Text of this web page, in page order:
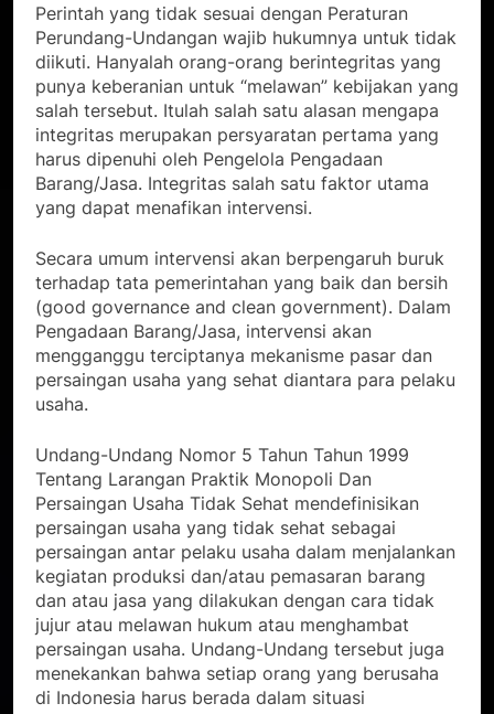
Perintah yang tidak sesuai dengan Peraturan
Perundang-Undangan wajib hukumnya untuk tidak
diikuti. Hanyalah orang-orang berintegritas yang
punya keberanian untuk “melawan” kebijakan yang
salah tersebut. Itulah salah satu alasan mengapa
integritas merupakan persyaratan pertama yang
harus dipenuhi oleh Pengelola Pengadaan
Barang/Jasa. Integritas salah satu faktor utama
yang dapat menafikan intervensi.
Secara umum intervensi akan berpengaruh buruk
terhadap tata pemerintahan yang baik dan bersih
(good governance and clean government). Dalam
Pengadaan Barang/Jasa, intervensi akan
mengganggu terciptanya mekanisme pasar dan
persaingan usaha yang sehat diantara para pelaku
usaha.
Undang-Undang Nomor 5 Tahun Tahun 1999
Tentang Larangan Praktik Monopoli Dan
Persaingan Usaha Tidak Sehat mendefinisikan
persaingan usaha yang tidak sehat sebagai
persaingan antar pelaku usaha dalam menjalankan
kegiatan produksi dan/atau pemasaran barang
dan atau jasa yang dilakukan dengan cara tidak
jujur atau melawan hukum atau menghambat
persaingan usaha. Undang-Undang tersebut juga
menekankan bahwa setiap orang yang berusaha
di Indonesia harus berada dalam situasi